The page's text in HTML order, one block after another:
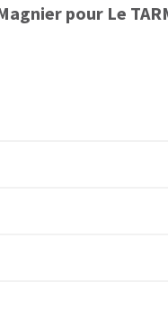
pour Le